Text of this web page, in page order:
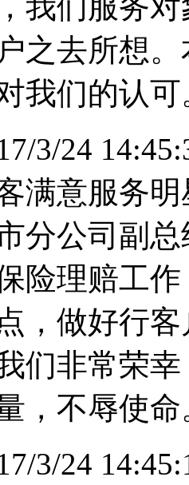
我们服务
之去所想
我们的认可
3/24
满意服务
分公司副
险理赔工
，做好行
们非常荣
，不辱使命
3/24